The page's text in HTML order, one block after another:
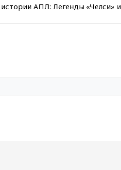
АПЛ: Легенды «Челси»